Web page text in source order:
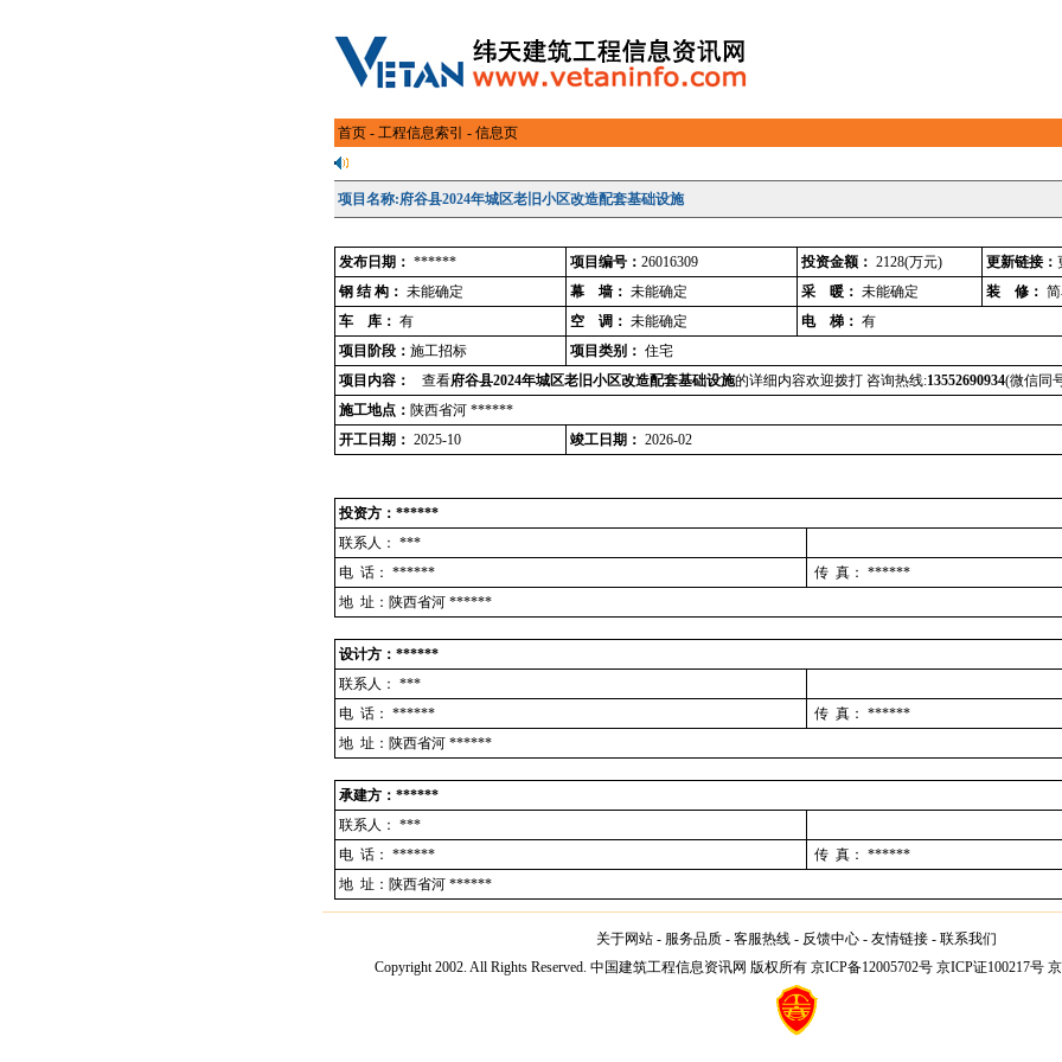
首页 - 工程信息索引
- 信息页
项目名称:府谷县2024年城区老旧小区改造配套基础设施
发布日期： ****** 项目编号： 26016309 投资金额： 2128(万元) 更新链接：
钢 结 构： 未能确定 幕 墙： 未能确定 采 暖： 未能确定 装 修：
车 库： 有 空 调： 未能确定 电 梯： 有
项目阶段： 施工招标 项目类别： 住宅
项目内容：
查看府谷县2024年城区老旧小区改造配套基础设施的详细内容欢迎拨打 咨询热线:13552690934(微信同
施工地点： 陕西省河 ******
开工日期： 2025-10 竣工日期： 2026-02
投资方：******
联系人： ***
电 话： ****** 传 真： ******
地 址：陕西省河 ******
设计方：******
联系人： ***
电 话： ****** 传 真： ******
地 址：陕西省河 ******
承建方：******
联系人： ***
电 话： ****** 传 真： ******
地 址：陕西省河 ******
关于网站 - 服务品质 - 客服热线 - 反馈中心 - 友情链接 - 联系我们
Copyright 2002. All Rights Reserved. 中国建筑工程信息资讯网 版权所有 京ICP备12005702号 京ICP证100217号